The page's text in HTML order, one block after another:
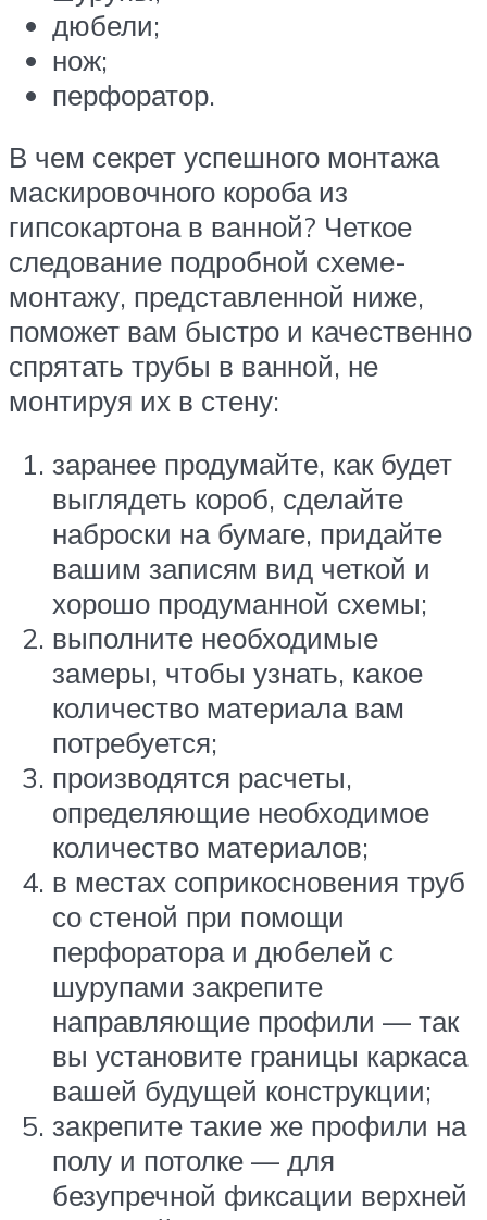
дюбели;
нож;
перфоратор.
В чем секрет успешного монтажа
маскировочного короба из
гипсокартона в ванной? Четкое
следование подробной схеме-
монтажу, представленной ниже,
поможет вам быстро и качественно
спрятать трубы в ванной, не
монтируя их в стену:
заранее продумайте, как будет
выглядеть короб, сделайте
наброски на бумаге, придайте
вашим записям вид четкой и
хорошо продуманной схемы;
выполните необходимые
замеры, чтобы узнать, какое
количество материала вам
потребуется;
производятся расчеты,
определяющие необходимое
количество материалов;
в местах соприкосновения труб
со стеной при помощи
перфоратора и дюбелей с
шурупами закрепите
направляющие профили — так
вы установите границы каркаса
вашей будущей конструкции;
закрепите такие же профили на
полу и потолке — для
безупречной фиксации верхней